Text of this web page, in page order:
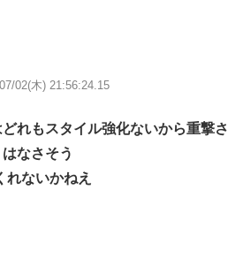
02(木) 21:56:24.15
れもスタイル強化ないから重撃さ
なさそう
れないかねえ